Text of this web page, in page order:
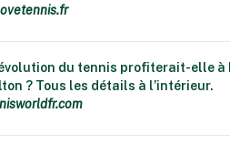
du tennis profiterait-elle à
? Tous les détails à l’intérieur.